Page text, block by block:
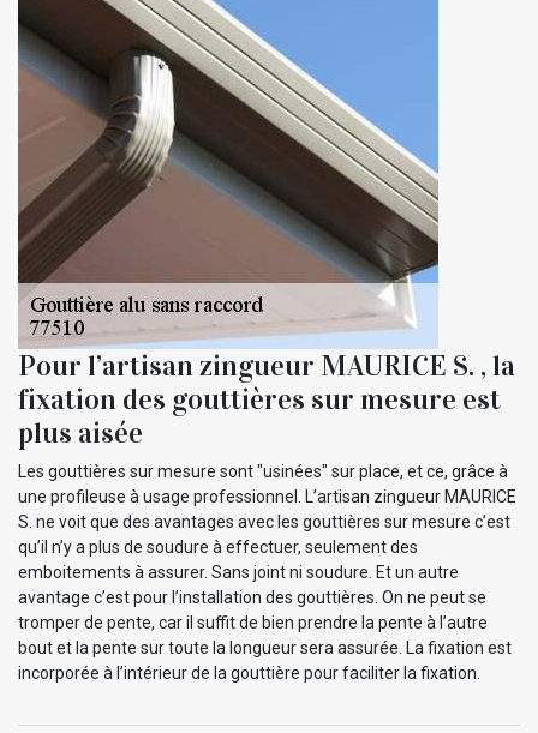
Pour l’artisan zingueur MAURICE S. , la
fixation des gouttières sur mesure est
plus aisée
Les gouttières sur mesure sont "usinées" sur place, et ce, grâce à
une profileuse à usage professionnel. L’artisan zingueur MAURICE
S. ne voit que des avantages avec les gouttières sur mesure c’est
qu’il n’y a plus de soudure à effectuer, seulement des
emboitements à assurer. Sans joint ni soudure. Et un autre
avantage c’est pour l’installation des gouttières. On ne peut se
tromper de pente, car il suffit de bien prendre la pente à l’autre
bout et la pente sur toute la longueur sera assurée. La fixation est
incorporée à l’intérieur de la gouttière pour faciliter la fixation.